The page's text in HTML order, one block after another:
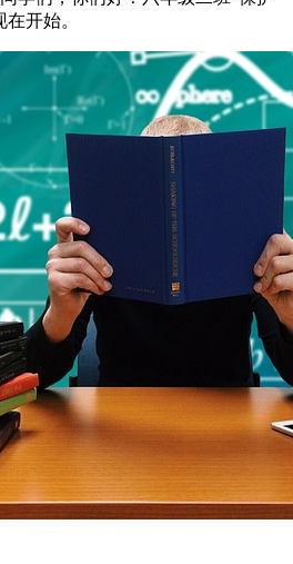
开始。